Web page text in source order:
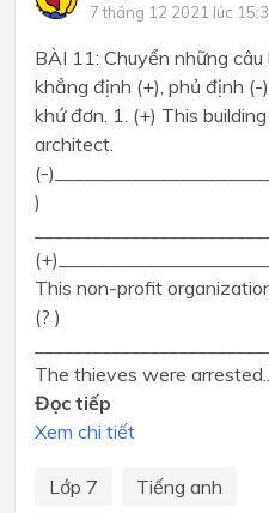
7 tháng 12 2021 lúc
BÀI 11: Chuyển những
khẳng định (+), phủ định (-
khứ đơn. 1. (+) This
architect.
(-
)
This non-profit
(? )
The thieves were arrested...
Đọc tiếp
Xem chi tiết
Lớp 7 Tiếng anh